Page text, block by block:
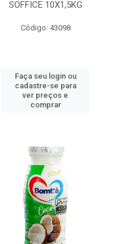
SOFFICE 10X1,5KG
Código: 43098
Faça seu login ou
cadastre-se para
ver preços e
comprar